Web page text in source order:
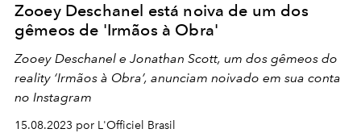
Zooey Deschanel está noiva de um dos
gêmeos de 'Irmãos à Obra'
Zooey Deschanel e Jonathan Scott, um dos gêmeos do
reality ‘Irmãos à Obra’, anunciam noivado em sua conta
no Instagram
15.08.2023 por L'Officiel Brasil